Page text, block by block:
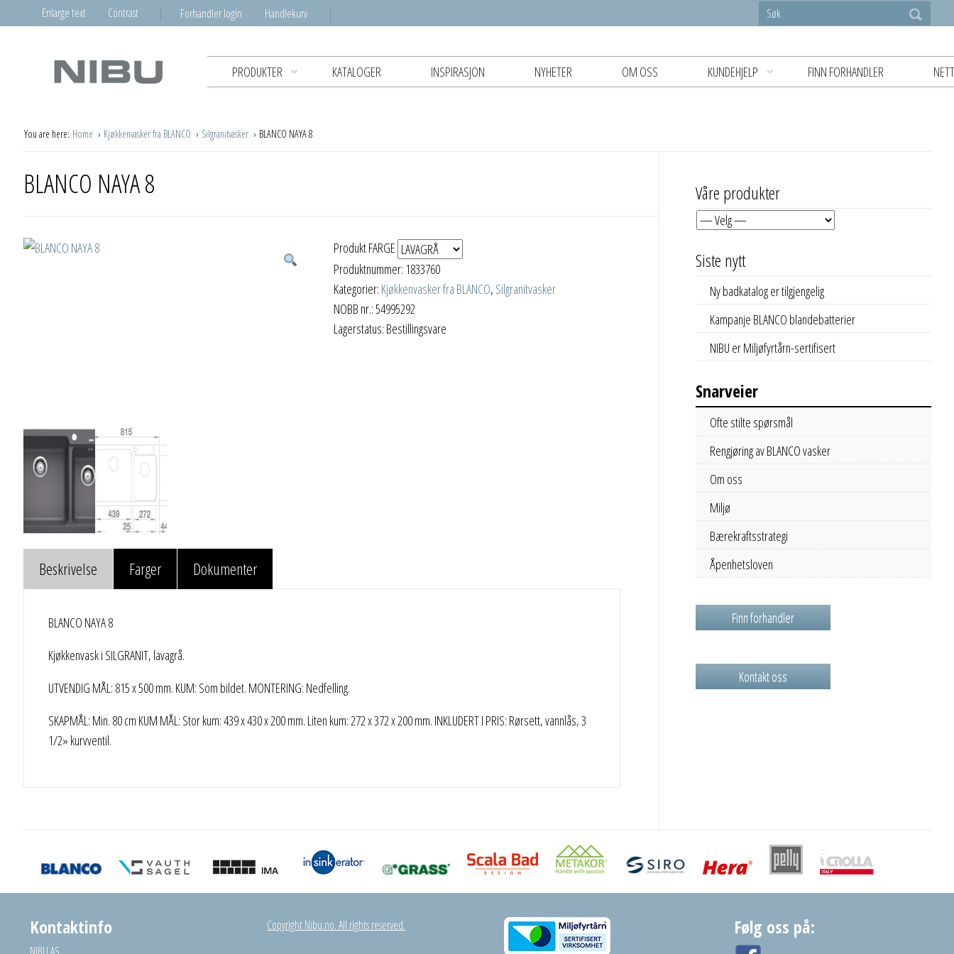
Enlarge text Contrast Forhandler login Handlekurv
PRODUKTER KATALOGER INSPIRASJON NYHETER OM OSS KUNDEHJELP FINN FORHANDLER
You are here: Home Kjøkkenvasker fra BLANCO Silgranitvasker BLANCO NAYA 8
BLANCO NAYA 8
Produkt FARGE
Produktnummer: 1833760
Kategorier: Kjøkkenvasker fra BLANCO, Silgranitvasker
NOBB nr.: 54995292
Lagerstatus: Bestillingsvare
Beskrivelse Farger Dokumenter
BLANCO NAYA 8
Kjøkkenvask i SILGRANIT, lavagrå.
UTVENDIG MÅL: 815 x 500 mm. KUM: Som bildet. MONTERING: Nedfelling.
SKAPMÅL: Min. 80 cm KUM MÅL: Stor kum: 439 x 430 x 200 mm. Liten kum: 272 x 372 x 200 mm. INKLUDERT I PRIS: Rørsett, vannlås, 3
1/2» kurvventil.
Våre produkter
Siste nytt
Ny badkatalog er tilgjengelig
Kampanje BLANCO blandebatterier
NIBU er Miljøfyrtårn-sertifisert
Snarveier
Ofte stilte spørsmål
Rengjøring av BLANCO vasker
Om oss
Miljø
Bærekraftsstrategi
Åpenhetsloven
Finn forhandler
Kontakt oss
Kontaktinfo Copyright Nibu.no. All rights reserved. Følg oss på: